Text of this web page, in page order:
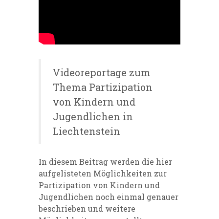
Videoreportage zum
Thema Partizipation
von Kindern und
Jugendlichen in
Liechtenstein
In diesem Beitrag werden die hier
aufgelisteten Möglichkeiten zur
Partizipation von Kindern und
Jugendlichen noch einmal genauer
beschrieben und weitere